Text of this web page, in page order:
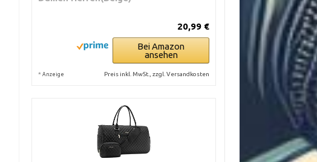
20,99 €
Bei Amazon
ansehen
* Anzeige Preis inkl. MwSt., zzgl. Versandkosten